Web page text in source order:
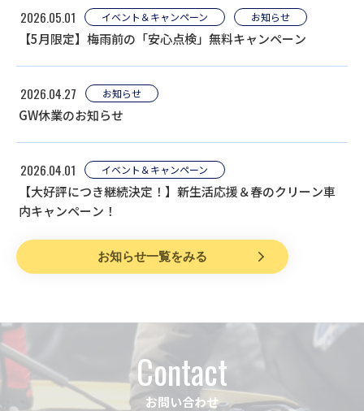
2026.05.01 イベント＆キャンペーン お知らせ
【5月限定】梅雨前の「安心点検」無料キャンペーン
2026.04.27 お知らせ
GW休業のお知らせ
2026.04.01 イベント＆キャンペーン
【大好評につき継続決定！】新生活応援＆春のクリーン車
内キャンペーン！
お知らせ一覧をみる
Contact
お問い合わせ